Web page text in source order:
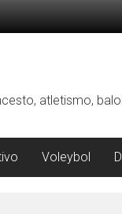
atletismo,
Voleybol